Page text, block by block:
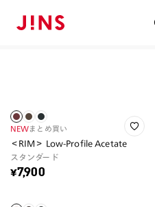
NEWまとめ買い
＜RIM＞ Low-Profile Acetate
スタンダード
¥7,900